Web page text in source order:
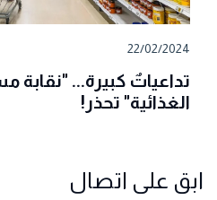
22/02/2024
تداعياتٌ كبيرة... "نقابة
الغذائية" تحذر!
ابق على اتصال